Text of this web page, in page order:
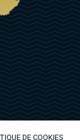
DE COOKIES